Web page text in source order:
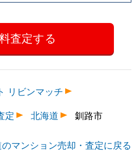
リビンマッチ
定
北海道 釧路市
マンション売却・査定に戻る